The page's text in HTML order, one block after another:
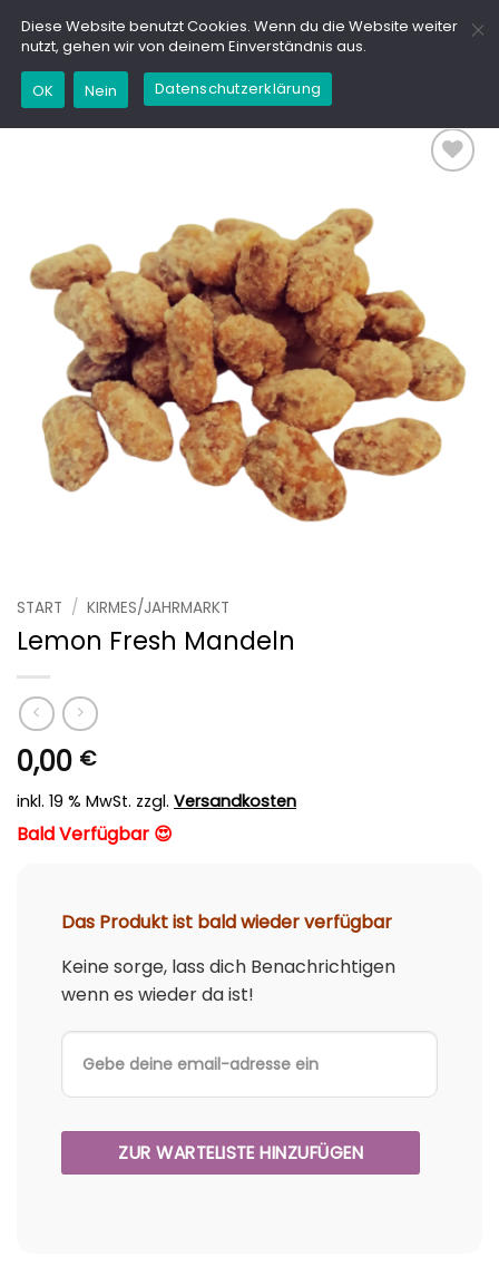
Inhalt
springen
START / KIRMES/JAHRMARKT
Lemon Fresh Mandeln
0,00 €
inkl. 19 % MwSt. zzgl. Versandkosten
Bald Verfügbar 😍
Das Produkt ist bald wieder verfügbar
Keine sorge, lass dich Benachrichtigen
wenn es wieder da ist!
Diese Website benutzt Cookies. Wenn du die Website weiter
nutzt, gehen wir von deinem Einverständnis aus.
OK Nein Datenschutzerklärung